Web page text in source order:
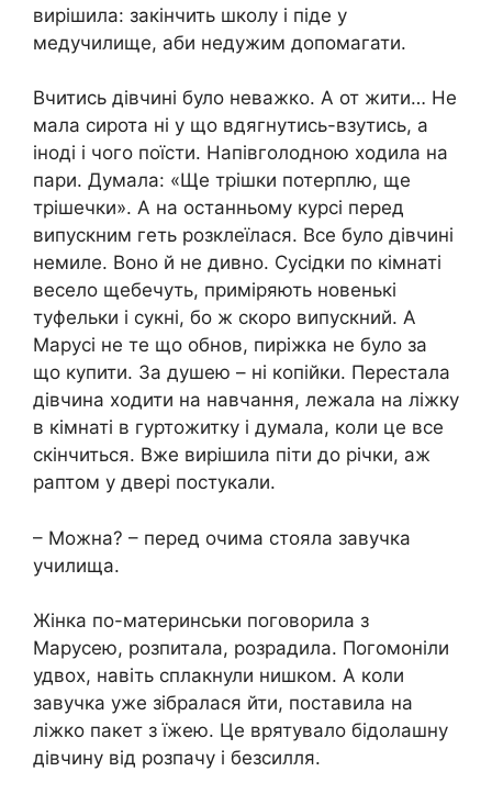
вирішила: закінчить школу і піде у
медучилище, аби недужим допомагати.
Вчитись дівчині було неважко. А от жити… Не
мала сирота ні у що вдягнутись-взутись, а
іноді і чого поїсти. Напівголодною ходила на
пари. Думала: «Ще трішки потерплю, ще
трішечки». А на останньому курсі перед
випускним геть розклеїлася. Все було дівчині
немиле. Воно й не дивно. Сусідки по кімнаті
весело щебечуть, приміряють новенькі
туфельки і сукні, бо ж скоро випускний. А
Марусі не те що обнов, пиріжка не було за
що купити. За душею – ні копійки. Перестала
дівчина ходити на навчання, лежала на ліжку
в кімнаті в гуртожитку і думала, коли це все
скінчиться. Вже вирішила піти до річки, аж
раптом у двері постукали.
– Можна? – перед очима стояла завучка
училища.
Жінка по-материнськи поговорила з
Марусею, розпитала, розрадила. Погомоніли
удвох, навіть сплакнули нишком. А коли
завучка уже зібралася йти, поставила на
ліжко пакет з їжею. Це врятувало бідолашну
дівчину від розпачу і безсилля.